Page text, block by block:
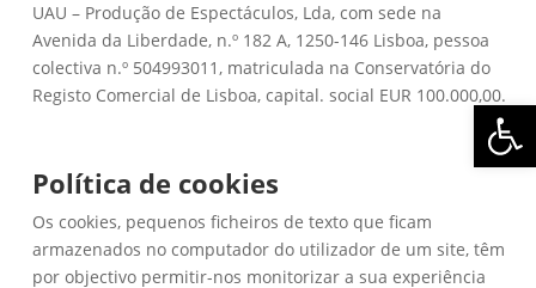
UAU – Produção de Espectáculos, Lda, com sede na
Avenida da Liberdade, n.º 182 A, 1250-146 Lisboa, pessoa
colectiva n.º 504993011, matriculada na Conservatória do
Registo Comercial de Lisboa, capital. social EUR 100.000,00.
Política de cookies
Os cookies, pequenos ficheiros de texto que ficam
armazenados no computador do utilizador de um site, têm
por objectivo permitir-nos monitorizar a sua experiência
Abrir